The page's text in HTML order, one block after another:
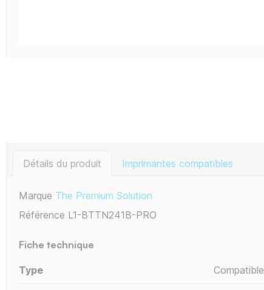
Détails du produit Imprimantes compatibles
Marque The Premium Solution
Référence L1-BTTN241B-PRO
Fiche technique
Type Compatible